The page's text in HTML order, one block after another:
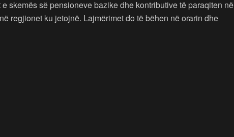
skemës së pensioneve bazike dhe kontributive të paraqiten në
regjionet ku jetojnë. Lajmërimet do të bëhen në orarin dhe